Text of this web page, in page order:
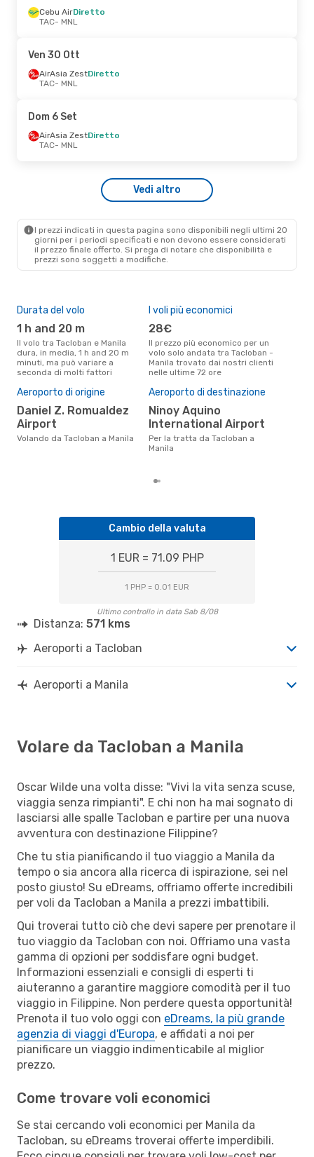
Cebu AirDiretto
TAC- MNL
Ven 30 Ott
AirAsia ZestDiretto
TAC- MNL
Dom 6 Set
AirAsia ZestDiretto
TAC- MNL
Vedi altro
I prezzi indicati in questa pagina sono disponibili negli ultimi 20
giorni per i periodi specificati e non devono essere considerati
il ​​prezzo finale offerto. Si prega di notare che disponibilità e
prezzi sono soggetti a modifiche.
Durata del volo
1 h and 20 m
Il volo tra Tacloban e Manila
dura, in media, 1 h and 20 m
minuti, ma può variare a
seconda di molti fattori
I voli più economici
28€
Il prezzo più economico per un
volo solo andata tra Tacloban -
Manila trovato dai nostri clienti
nelle ultime 72 ore
Aeroporto di origine
Daniel Z. Romualdez
Airport
Volando da Tacloban a Manila
Aeroporto di destinazione
Ninoy Aquino
International Airport
Per la tratta da Tacloban a
Manila
Cambio della valuta
1 EUR = 71.09 PHP
1 PHP = 0.01 EUR
Ultimo controllo in data Sab 8/08
Distanza: 571 kms
Aeroporti a Tacloban
Aeroporti a Manila
Volare da Tacloban a Manila
Oscar Wilde una volta disse: "Vivi la vita senza scuse,
viaggia senza rimpianti". E chi non ha mai sognato di
lasciarsi alle spalle Tacloban e partire per una nuova
avventura con destinazione Filippine?
Che tu stia pianificando il tuo viaggio a Manila da
tempo o sia ancora alla ricerca di ispirazione, sei nel
posto giusto! Su eDreams, offriamo offerte incredibili
per voli da Tacloban a Manila a prezzi imbattibili.
Qui troverai tutto ciò che devi sapere per prenotare il
tuo viaggio da Tacloban con noi. Offriamo una vasta
gamma di opzioni per soddisfare ogni budget.
Informazioni essenziali e consigli di esperti ti
aiuteranno a garantire maggiore comodità per il tuo
viaggio in Filippine. Non perdere questa opportunità!
Prenota il tuo volo oggi con eDreams, la più grande
agenzia di viaggi d'Europa, e affidati a noi per
pianificare un viaggio indimenticabile al miglior
prezzo.
Come trovare voli economici
Se stai cercando voli economici per Manila da
Tacloban, su eDreams troverai offerte imperdibili.